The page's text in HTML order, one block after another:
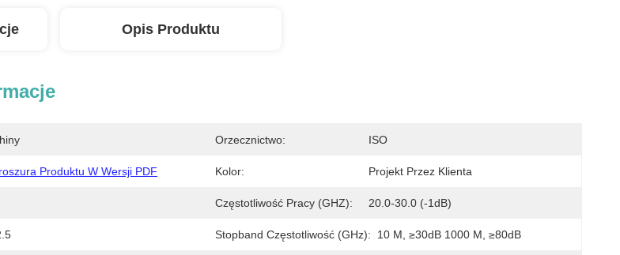
Opis Produktu
Orzecznictwo: ISO
Produktu W Wersji PDF Kolor: Projekt Przez Klienta
Częstotliwość Pracy (GHZ): 20.0-30.0 (-1dB)
Stopband Częstotliwość (GHz): 10 M, ≥30dB 1000 M, ≥80dB